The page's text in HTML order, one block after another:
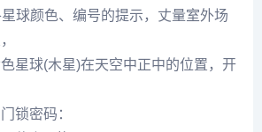
球颜色、编号的提示，丈量室外场
星球(木星)在天空中正中的位置，开
锁密码：